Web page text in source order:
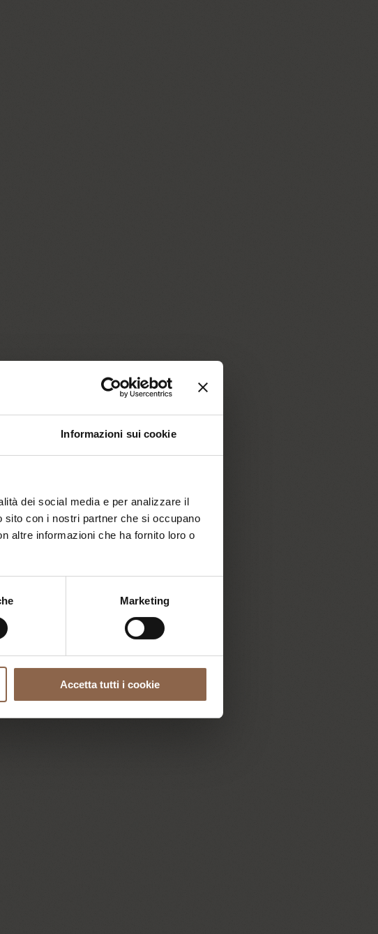
Informazioni sui cookie
dei social media e per analizzare il
con i nostri partner che si occupano
altre informazioni che ha fornito loro o
Marketing
Accetta tutti i cookie
e bevi che la vita xe un lampo"